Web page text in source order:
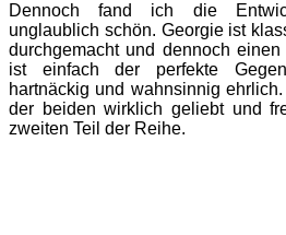
Dennoch fand ich die
unglaublich schön. Georgie ist
durchgemacht und dennoch
ist einfach der perfekte
hartnäckig und wahnsinnig
der beiden wirklich geliebt und
zweiten Teil der Reihe.